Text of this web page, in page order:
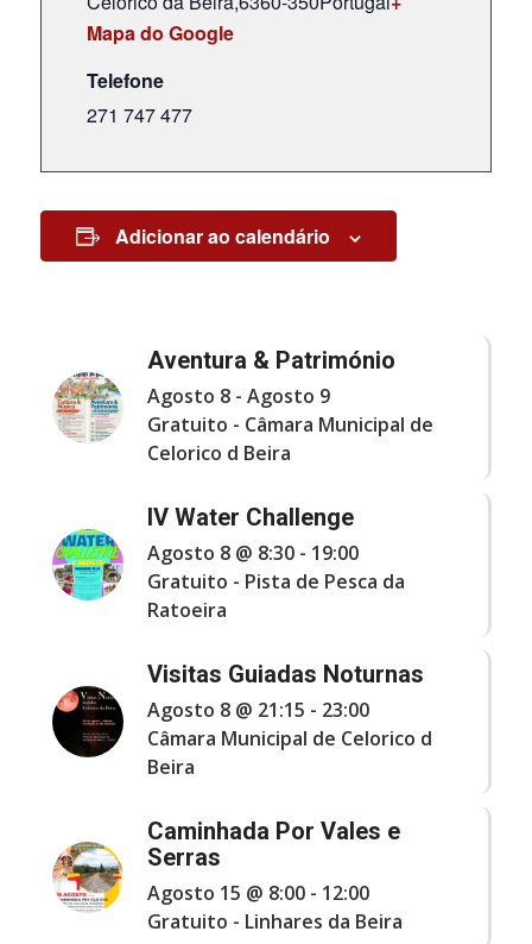
Mapa do Google
Telefone
271 747 477
Adicionar ao calendário
Aventura & Património
Agosto 8- Agosto 9
Gratuito - Câmara Municipal de
Celorico d Beira
IV Water Challenge
Agosto 8 @ 8:30- 19:00
Gratuito - Pista de Pesca da
Ratoeira
Visitas Guiadas Noturnas
Agosto 8 @ 21:15 - 23:00
Câmara Municipal de Celorico d
Beira
Caminhada Por Vales e
Serras
Agosto 15 @ 8:00- 12:00
Gratuito - Linhares da Beira